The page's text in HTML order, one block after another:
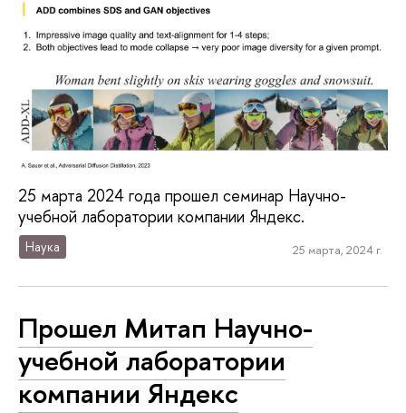
25 марта 2024 года прошел семинар Научно-
учебной лаборатории компании Яндекс.
Наука 25 марта, 2024 г.
Прошел Митап Научно-
учебной лаборатории
компании Яндекс